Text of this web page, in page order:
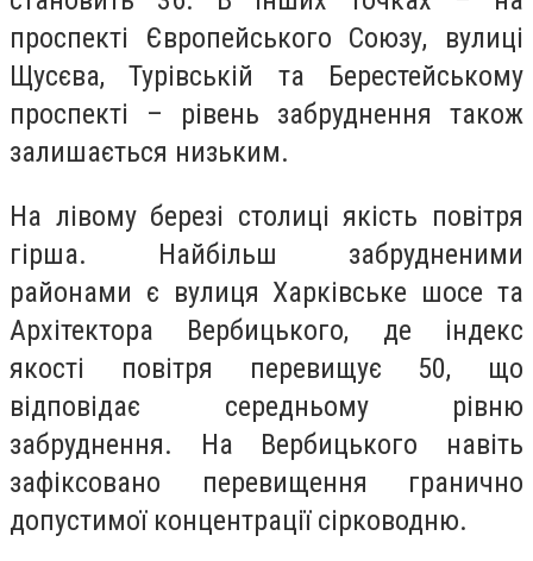
проспекті Європейського Союзу, вулиці
Щусєва, Турівській та Берестейському
проспекті – рівень забруднення також
залишається низьким.
На лівому березі столиці якість повітря
гірша. Найбільш забрудненими
районами є вулиця Харківське шосе та
Архітектора Вербицького, де індекс
якості повітря перевищує 50, що
відповідає середньому рівню
забруднення. На Вербицького навіть
зафіксовано перевищення гранично
допустимої концентрації сірководню.